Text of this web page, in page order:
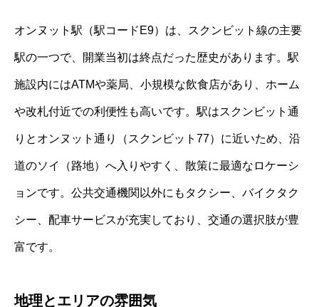
オンヌット駅（駅コードE9）は、スクンビット線の主要
駅の一つで、開業当初は終点だった歴史があります。駅
施設内にはATMや薬局、小規模な飲食店があり、ホーム
や改札付近での利便性も高いです。駅はスクンビット通
りとオンヌット通り（スクンビット77）に近いため、沿
道のソイ（路地）へ入りやすく、散策に最適なロケーシ
ョンです。公共交通機関以外にもタクシー、バイクタク
シー、配車サービスが充実しており、交通の選択肢が豊
富です。
地理とエリアの雰囲気